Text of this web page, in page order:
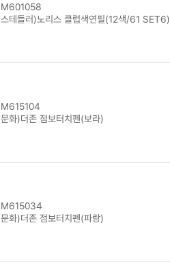
M601058
스테들러)노리스 클럽색연필(12색/61 SET6)
M615104
문화)더존 점보터치펜(보라)
M615034
문화)더존 점보터치펜(파랑)